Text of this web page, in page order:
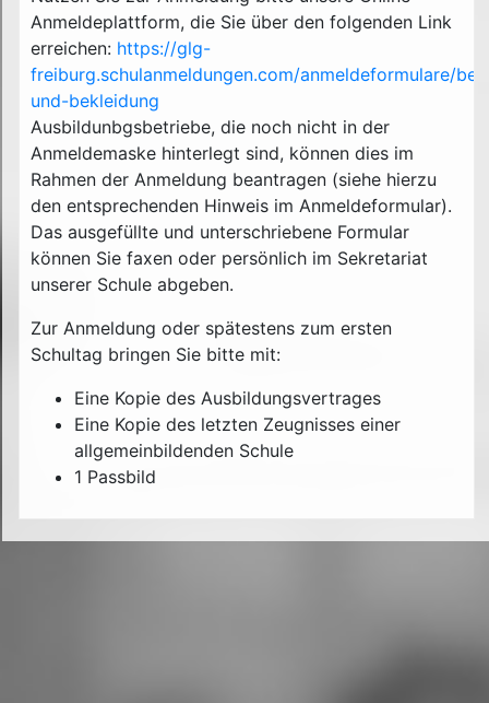
Anmeldeplattform, die Sie über den folgenden Link
erreichen: https://glg-
freiburg.schulanmeldungen.com/anmeldeformulare/
und-bekleidung
Ausbildunbgsbetriebe, die noch nicht in der
Anmeldemaske hinterlegt sind, können dies im
Rahmen der Anmeldung beantragen (siehe hierzu
den entsprechenden Hinweis im Anmeldeformular).
Das ausgefüllte und unterschriebene Formular
können Sie faxen oder persönlich im Sekretariat
unserer Schule abgeben.
Zur Anmeldung oder spätestens zum ersten
Schultag bringen Sie bitte mit:
Eine Kopie des Ausbildungsvertrages
Eine Kopie des letzten Zeugnisses einer
allgemeinbildenden Schule
1 Passbild